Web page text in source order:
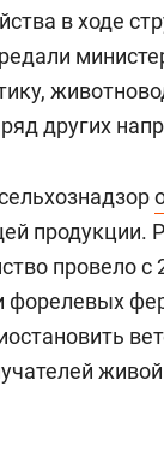
в ходе
других
продукции.
провело
форелевых